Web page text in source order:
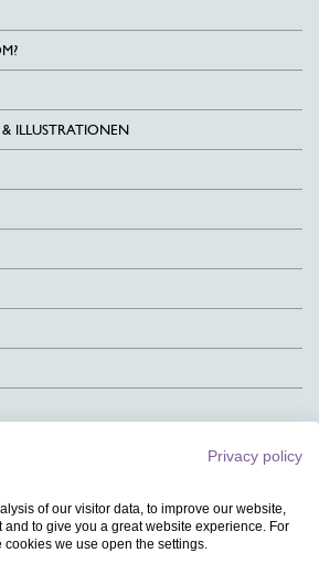
ILLUSTRATIONEN
Privacy policy
of our visitor data, to improve our website,
to give you a great website experience. For
we use open the settings.